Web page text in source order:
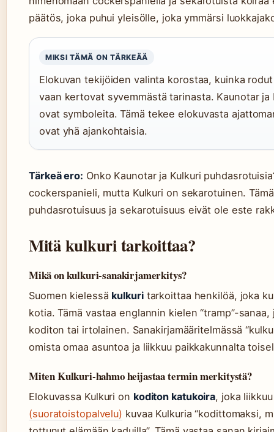
päätös, joka puhui yleisölle, joka ymmärsi
MIKSI TÄMÄ ON TÄRKEÄÄ
Elokuvan tekijöiden valinta korostaa, kuinka
vaan kertovat syvemmästä tarinasta. Kaunotar
ovat symboleita. Tämä tekee elokuvasta
ovat yhä ajankohtaisia.
Tärkeä ero: Onko Kaunotar ja Kulkuri
cockerspanieli, mutta Kulkuri on sekarotuinen.
puhdasrotuisuus ja sekarotuisuus eivät ole este
Mitä kulkuri tarkoittaa?
Mikä on kulkuri-sanakirjamerkitys?
Suomen kielessä kulkuritarkoittaa henkilöä, joka
kotia. Tämä vastaa englannin kielen “tramp”-
koditon tai irtolainen. Sanakirjamääritelmässä
omista omaa asuntoa ja liikkuu paikkakunnalta
Miten Kulkuri-hahmo heijastaa termin merkitystä?
Elokuvassa Kulkuri on koditon katukoira, joka
(suoratoistopalvelu) kuvaa Kulkuria “kodittomaksi,